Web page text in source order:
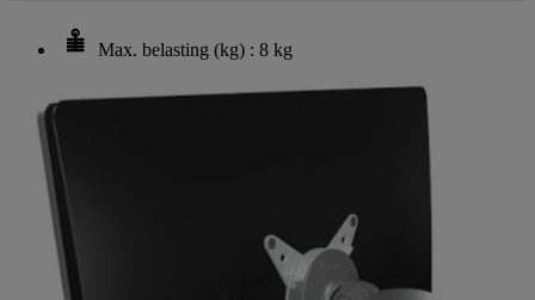
Max. belasting (kg) : 8 kg